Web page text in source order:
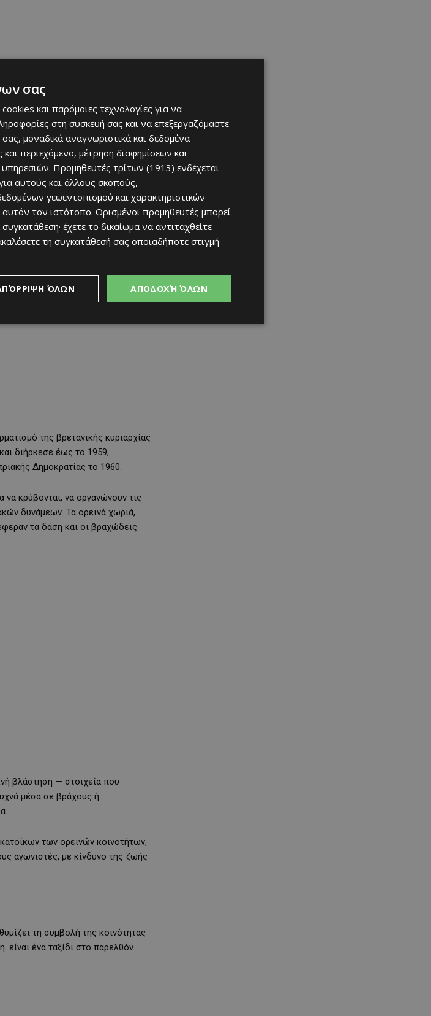
της βρετανικής κυριαρχίας
διήρκεσε έως το 1959,
Δημοκρατίας το 1960.
να κρύβονται, να οργανώνουν τις
δυνάμεων. Τα ορεινά χωριά,
τα δάση και οι βραχώδεις
βλάστηση — στοιχεία που
μέσα σε βράχους ή
των ορεινών κοινοτήτων,
αγωνιστές, με κίνδυνο της ζωής
τη συμβολή της κοινότητας
ένα ταξίδι στο παρελθόν.
σας
και παρόμοιες τεχνολογίες για να
στη συσκευή σας και να επεξεργαζόμαστε
μοναδικά αναγνωριστικά και δεδομένα
και περιεχόμενο, μέτρηση διαφημίσεων και
Προμηθευτές τρίτων (1913) ενδέχεται
αυτούς και άλλους σκοπούς,
γεωεντοπισμού και χαρακτηριστικών
τον ιστότοπο. Ορισμένοι προμηθευτές μπορεί
έχετε το δικαίωμα να αντιταχθείτε
τη συγκατάθεσή σας οποιαδήποτε στιγμή
ΑΠΟΔΟΧΉ ΌΛΩΝ
ΌΛΩΝ